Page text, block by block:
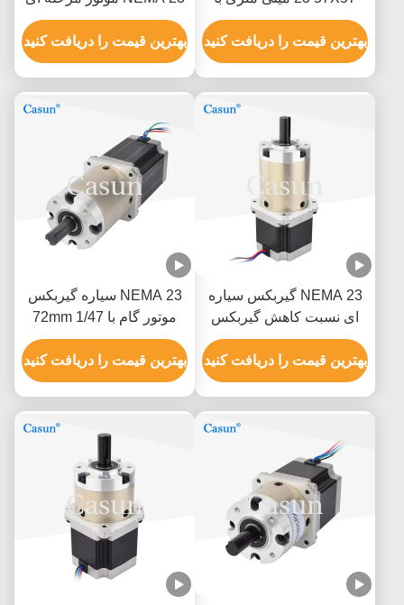
گیربکس سیاره ای
بهترین قیمت را دریافت کنید
57 × 57 × 54mm با CE
ISO
بهترین قیمت را دریافت کنید
NEMA 23 گیربکس سیاره
ای نسبت کاهش گیربکس
موتور مرحله ای 47/1 برای
دستگاه پزشکی ماشین
CNC بازوی رباتیک
بهترین قیمت را دریافت کنید
NEMA 23 سیاره گیربکس
موتور گام با 72mm 1/47
گیربکس برای اتوماسیون
لوازم خانگی لوازم پزشکی
بهترین قیمت را دریافت کنید